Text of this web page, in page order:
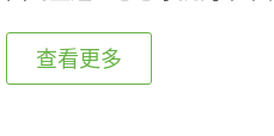
查看更多